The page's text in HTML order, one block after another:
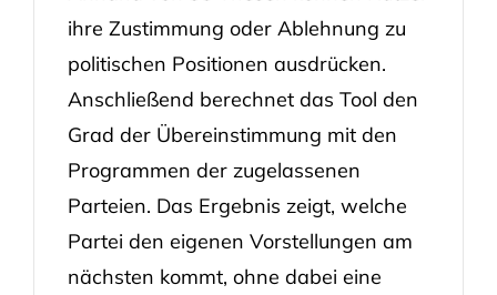
ihre Zustimmung oder Ablehnung zu
politischen Positionen ausdrücken.
Anschließend berechnet das Tool den
Grad der Übereinstimmung mit den
Programmen der zugelassenen
Parteien. Das Ergebnis zeigt, welche
Partei den eigenen Vorstellungen am
nächsten kommt, ohne dabei eine